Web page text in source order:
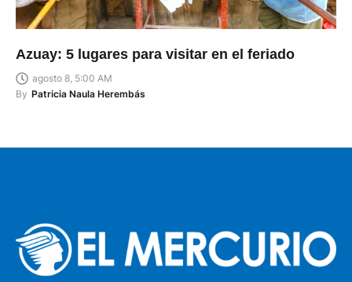
Azuay: 5 lugares para visitar en el feriado
agosto 8, 5:00 AM
By Patricia Naula Herembás